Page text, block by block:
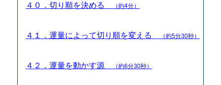
４０．切り順を決める （約4分）
４１．運量によって切り順を変える （約5分30秒）
４２．運量を動かす源 （約6分30秒）